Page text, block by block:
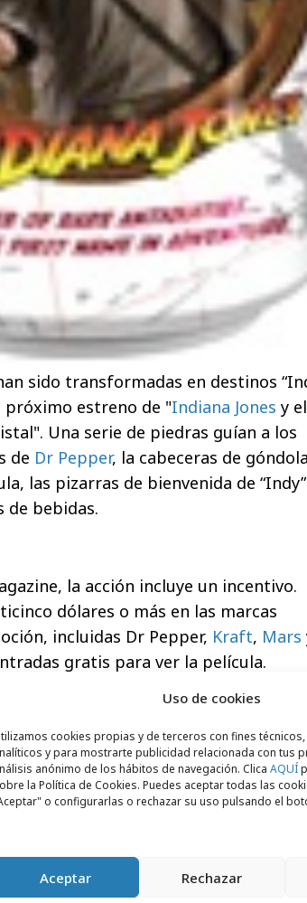
Uso de cookies
cookies propias y de terceros con fines
y para mostrarte publicidad relacionada con tus
anónimo de los hábitos de navegación. Clica AQUÍ
la Política de Cookies. Puedes aceptar todas las
o configurarlas o rechazar su uso pulsando el
Aceptar Rechazar
sido transformadas en destinos
próximo estreno de "Indiana Jones y el
Una serie de piedras guían a los
de Dr Pepper, la cabeceras de góndola
las pizarras de bienvenida de
de bebidas.
la acción incluye un incentivo.
dólares o más en las marcas
incluidas Dr Pepper, Kraft, Mars
gratis para ver la película.
tiendasKroger, Dr Pepper ofrece un
gente compre dos o más packs de
de fidelización. Los códigos pueden
tarjetas de regalo Kroger de cinco y
personalizarán su entrada y cabeceras
película.